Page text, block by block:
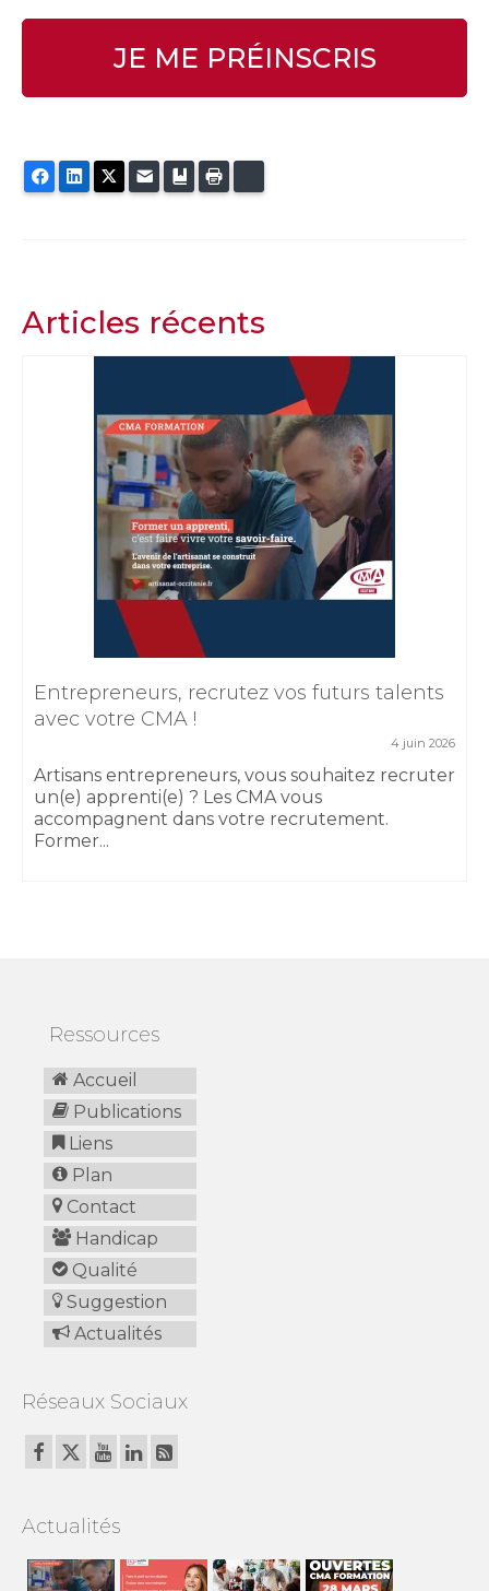
JE ME PRÉINSCRIS
FacebookLinkedInTwitter
E-mail Ajouter aux favoris
Articles récents
Entrepreneurs, recrutez vos futurs talents
avec votre CMA !
4 juin 2026
Artisans entrepreneurs, vous souhaitez recruter
un(e) apprenti(e) ? Les CMA vous
accompagnent dans votre recrutement.
Former...
Ressources
Accueil
Publications
Liens
Plan
Contact
Handicap
Qualité
Suggestion
Actualités
Réseaux Sociaux
Actualités